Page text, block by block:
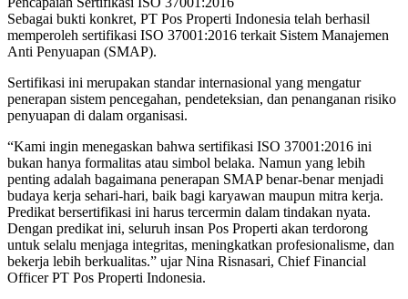
Sebagai bukti konkret, PT Pos Properti Indonesia telah berhasil
memperoleh sertifikasi ISO 37001:2016 terkait Sistem Manajemen
Anti Penyuapan (SMAP).
Sertifikasi ini merupakan standar internasional yang mengatur
penerapan sistem pencegahan, pendeteksian, dan penanganan risiko
penyuapan di dalam organisasi.
“Kami ingin menegaskan bahwa sertifikasi ISO 37001:2016 ini
bukan hanya formalitas atau simbol belaka. Namun yang lebih
penting adalah bagaimana penerapan SMAP benar-benar menjadi
budaya kerja sehari-hari, baik bagi karyawan maupun mitra kerja.
Predikat bersertifikasi ini harus tercermin dalam tindakan nyata.
Dengan predikat ini, seluruh insan Pos Properti akan terdorong
untuk selalu menjaga integritas, meningkatkan profesionalisme, dan
bekerja lebih berkualitas.” ujar Nina Risnasari, Chief Financial
Officer PT Pos Properti Indonesia.